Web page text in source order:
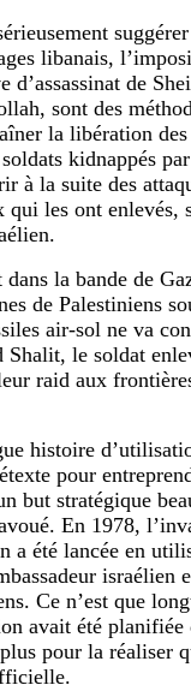
libanais,
d’assassinat de
sont des
la libération
kidnappés
à la suite des
qui les ont enlevés,
la bande de
de Palestiniens
air-sol ne va
le soldat
raid aux
histoire
pour
but stratégique
En 1978,
a été lancée en
israélien
Ce n’est que
avait été planifiée
pour la réaliser